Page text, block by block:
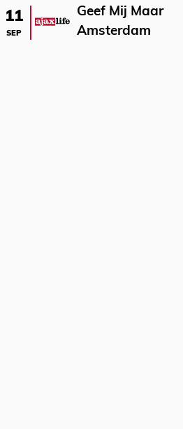
11
SEP
Geef Mij Maar
Amsterdam